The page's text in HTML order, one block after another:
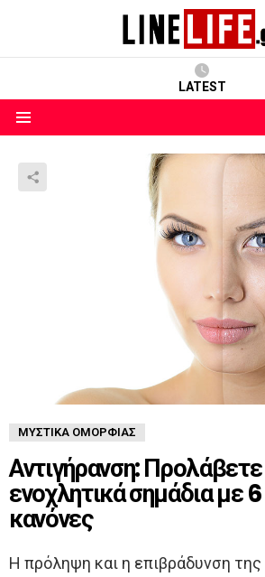
LATEST
ΜΥΣΤΙΚΆ ΟΜΟΡΦΙΆΣ
Αντιγήρανση:
ενοχλητικά σημάδια με
κανόνες
Η πρόληψη και η επιβράδυνση της